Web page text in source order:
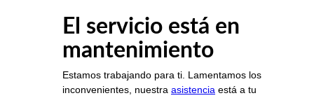
El servicio está en
mantenimiento
Estamos trabajando para ti. Lamentamos los
inconvenientes, nuestra asistencia está a tu